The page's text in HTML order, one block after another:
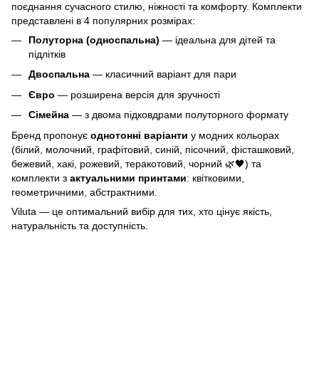
поєднання сучасного стилю, ніжності та комфорту. Комплекти
представлені в 4 популярних розмірах:
Полуторна (односпальна) — ідеальна для дітей та
підлітків
Двоспальна — класичний варіант для пари
Євро — розширена версія для зручності
Сімейна — з двома підковдрами полуторного формату
Бренд пропонує однотонні варіанти у модних кольорах
(білий, молочний, графітовий, синій, пісочний, фісташковий,
бежевий, хакі, рожевий, теракотовий, чорний 🌿🖤) та
комплекти з актуальними принтами: квітковими,
геометричними, абстрактними.
Viluta — це оптимальний вибір для тих, хто цінує якість,
натуральність та доступність.